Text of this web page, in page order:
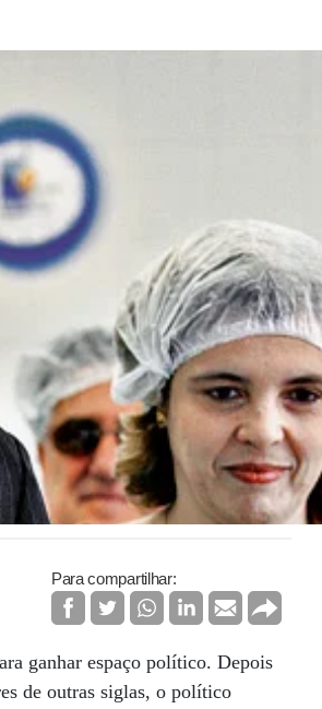
Para compartilhar:
ganhar espaço político. Depois
de outras siglas, o político